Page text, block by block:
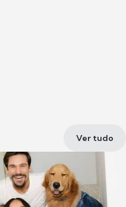
Ver tudo